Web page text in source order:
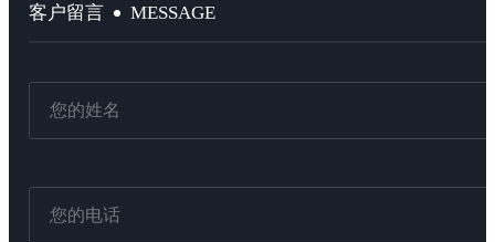
客户留言 MESSAGE